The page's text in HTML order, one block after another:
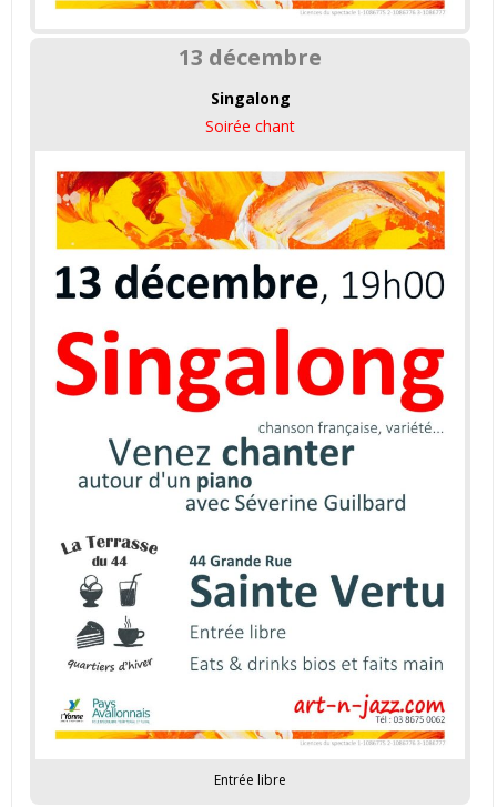
13 décembre
Singalong
Soirée chant
Entrée libre